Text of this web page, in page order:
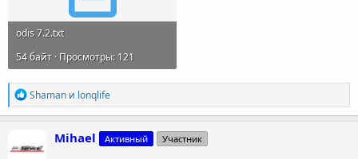
odis 7.2.txt
54 байт · Просмотры: 121
Р
е
а
ц
Shaman и lonqlife
Mihael Активный Участник